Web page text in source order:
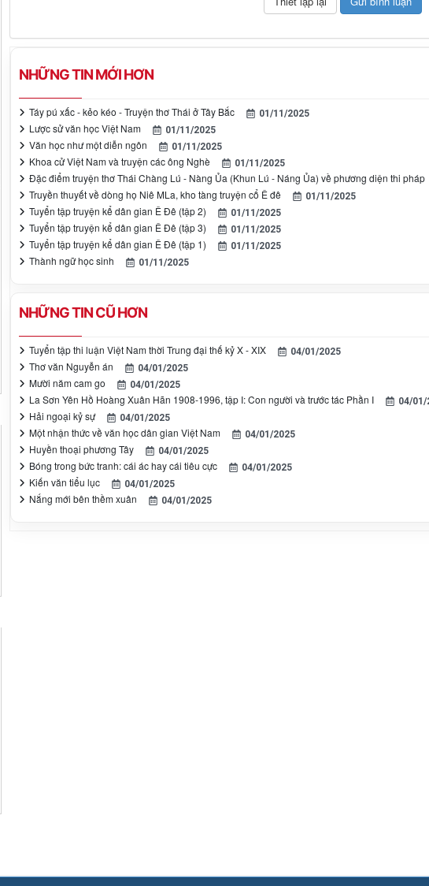
NHỮNG TIN MỚI HƠN
Táy pú xấc - kẻo kéo - Truyện thơ Thái ở Tây Bắc 01/11/2025
Lược sử văn học Việt Nam 01/11/2025
Văn học như một diễn ngôn 01/11/2025
Khoa cử Việt Nam và truyện các ông Nghè 01/11/2025
Đặc điểm truyện thơ Thái Chàng Lú - Nàng Ủa (Khun Lú - Náng Ủa) về phương diện thi pháp
Truyền thuyết về dòng họ Niê MLa, kho tàng truyện cổ Ê đê
01/11/2025
Tuyển tập truyện kể dân gian Ê Đê (tập 2) 01/11/2025
Tuyển tập truyện kể dân gian Ê Đê (tập 3) 01/11/2025
Tuyển tập truyện kể dân gian Ê Đê (tập 1) 01/11/2025
Thành ngữ học sinh 01/11/2025
NHỮNG TIN CŨ HƠN
Tuyển tập thi luận Việt Nam thời Trung đại thế kỷ X - XIX 04/01/2025
Thơ văn Nguyễn án 04/01/2025
Mười năm cam go 04/01/2025
La Sơn Yên Hồ Hoàng Xuân Hãn 1908-1996, tập I: Con người và trước tác Phần I 04/01/
Hải ngoại kỷ sự 04/01/2025
Một nhận thức về văn học dân gian Việt Nam 04/01/2025
Huyền thoại phương Tây 04/01/2025
Bóng trong bức tranh: cái ác hay cái tiêu cực 04/01/2025
Kiến văn tiểu lục 04/01/2025
Nắng mới bên thềm xuân 04/01/2025